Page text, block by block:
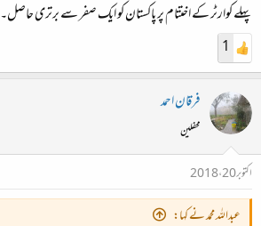
پہلے کوارٹر کے اختتام پر پاکستان کو ایک صفر سے برتری حاصل۔
1
فرقان احمد
محفلین
اکتوبر 20، 2018
عبداللہ محمد نے کہا: